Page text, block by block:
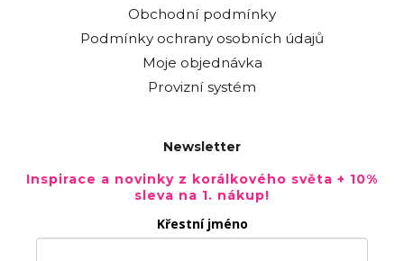
Obchodní podmínky
Podmínky ochrany osobních údajů
Moje objednávka
Provizní systém
Newsletter
Inspirace a novinky z korálkového světa + 10%
sleva na 1. nákup!
Křestní jméno